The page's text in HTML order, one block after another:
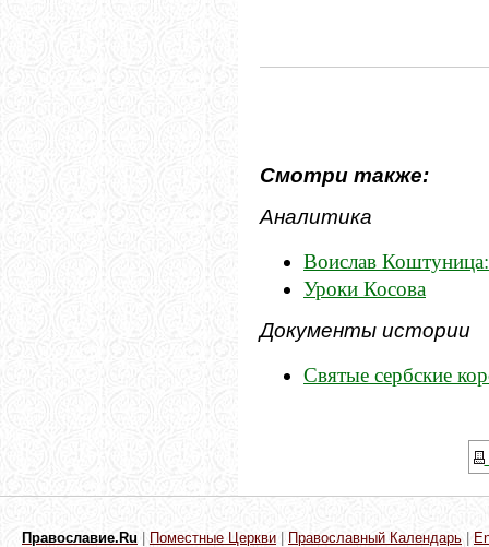
Смотри также:
Аналитика
Воислав
Уроки Косова
Документы истории
Святые сербские
Православие.Ru Поместные Церкви Православный Календарь